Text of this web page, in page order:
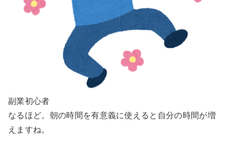
副業初心者
なるほど。朝の時間を有意義に使えると自分の時間が増
えますね。